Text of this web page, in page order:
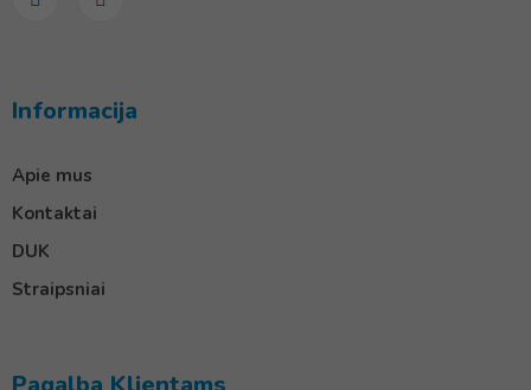
Informacija
Apie mus
Kontaktai
DUK
Straipsniai